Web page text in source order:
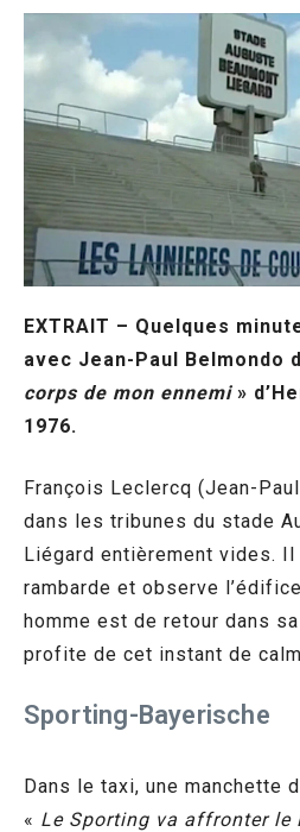
EXTRAIT – Quelques
avec Jean-Paul Belmondo
corps de mon ennemi»
1976.
François Leclercq (Jean-
dans les tribunes du stade
Liégard entièrement vides. Il
rambarde et observe
homme est de retour dans
profite de cet instant de
Sporting-Bayerische
Dans le taxi, une manchette
« Le Sporting va affronter le